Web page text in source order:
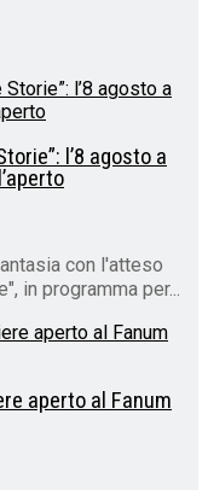
l’8 agosto a
con l'atteso
in programma per...
aperto al Fanum